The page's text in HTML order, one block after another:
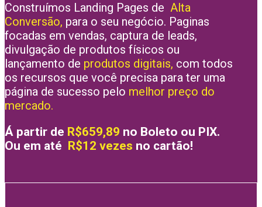
Construímos Landing Pages de Alta
Conversão, para o seu negócio. Paginas
focadas em vendas, captura de leads,
divulgação de produtos físicos ou
lançamento de produtos digitais, com todos
os recursos que você precisa para ter uma
página de sucesso pelo melhor preço do
mercado.
Á partir de R$659,89 no Boleto ou PIX.
Ou em até R$12 vezes no cartão!